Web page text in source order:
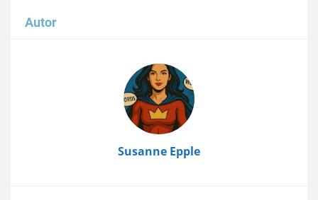
Autor
Susanne Epple